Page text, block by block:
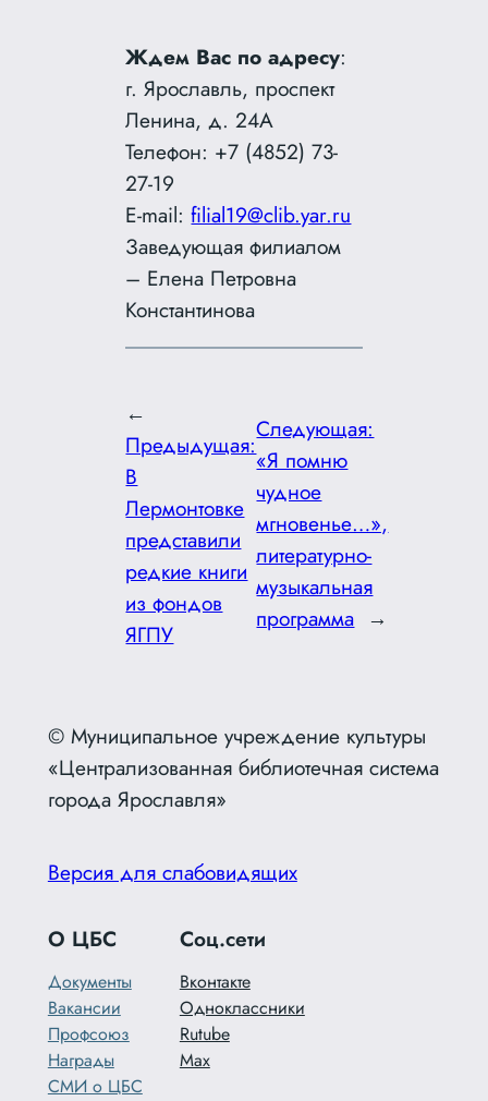
Ждем Вас по адресу:
г. Ярославль, проспект
Ленина, д. 24А
Телефон: +7 (4852) 73-
27-19
E-mail:filial19@clib.yar.ru
Заведующая филиалом
– Елена Петровна
Константинова
←
Предыдущая:
В
Лермонтовке
представили
редкие книги
из фондов
ЯГПУ
Следующая:
«Я помню
чудное
мгновенье…»,
литературно-
музыкальная
программа →
© Муниципальное учреждение культуры
«Централизованная библиотечная система
города Ярославля»
Версия для слабовидящих
О ЦБС
Документы
Вакансии
Профсоюз
Награды
СМИ о ЦБС
Соц.сети
Вконтакте
Одноклассники
Rutube
Max